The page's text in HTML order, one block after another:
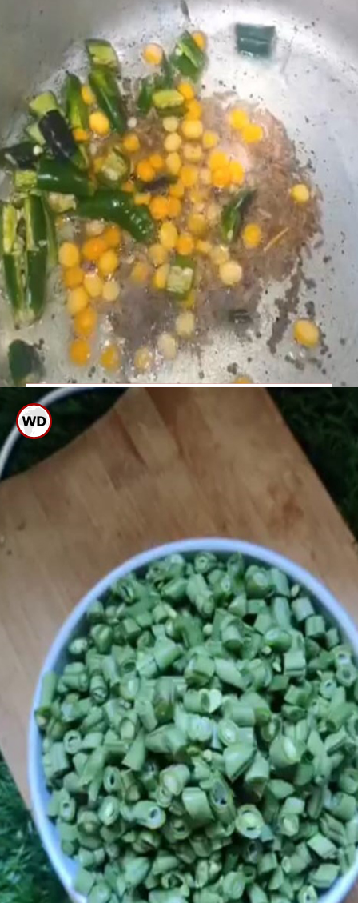
ಬಾಣಲೆಗೆ ಎಣ್ಣೆ ಹಾಕಿ ಬಿಸಿಯಾದಾಗ
ಸಾಸಿವೆ, ಉದ್ದಿನ ಬೇಳೆ, ಕಡ್ಲೆಬೇಳೆ, ಕೆಂಪು
ಮೆಣಸಿನ ಒಗ್ಗರಣೆ ಕೊಡಿ